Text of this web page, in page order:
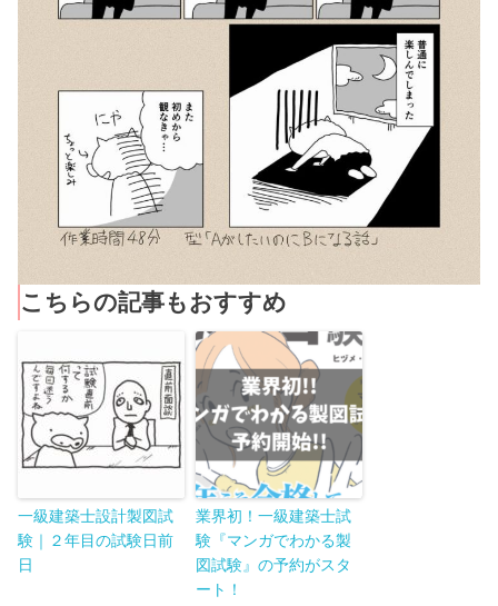
こちらの記事もおすすめ
一級建築士設計製図試
験｜２年目の試験日前
日
業界初！一級建築士試
験『マンガでわかる製
図試験』の予約がスタ
ート！